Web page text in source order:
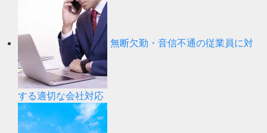
無断欠勤・音信不通の従業員に対
する適切な会社対応